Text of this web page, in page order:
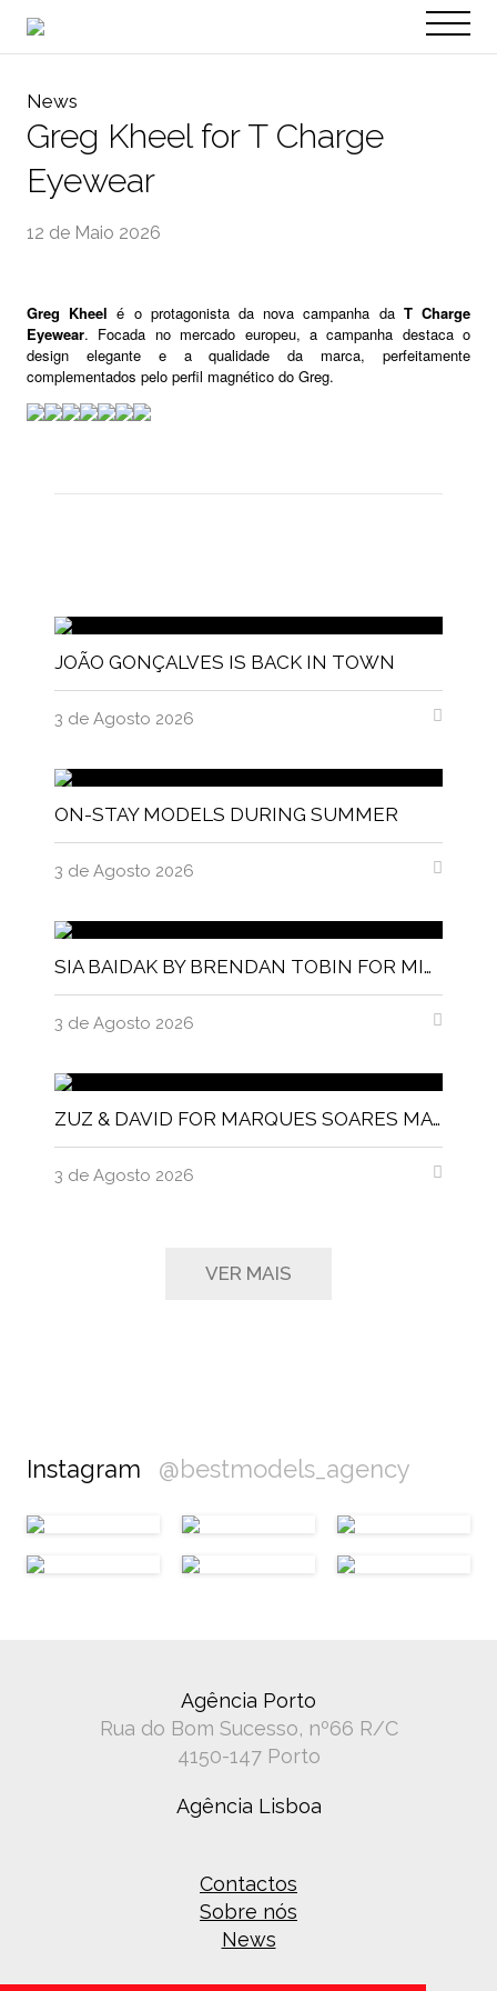
EN
News
Greg Kheel for T Charge
Eyewear
12 de Maio 2026
Greg Kheel é o protagonista da nova campanha da T Charge
Eyewear. Focada no mercado europeu, a campanha destaca o
design elegante e a qualidade da marca, perfeitamente
complementados pelo perfil magnético do Greg.
JOÃO GONÇALVES IS BACK IN TOWN
3 de Agosto 2026
ON-STAY MODELS DURING SUMMER
3 de Agosto 2026
SIA BAIDAK BY BRENDAN TOBIN FOR MISC MAGAZINE
3 de Agosto 2026
ZUZ & DAVID FOR MARQUES SOARES MAGNITUDE MAGAZINE
3 de Agosto 2026
VER MAIS
Instagram @bestmodels_agency
Agência Porto
Rua do Bom Sucesso, nº66 R/C
4150-147 Porto
Agência Lisboa
Contactos
Sobre nós
News